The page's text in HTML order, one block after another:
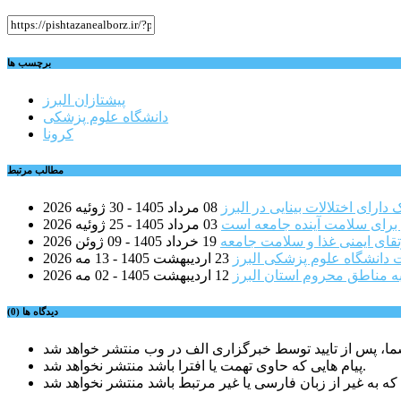
برچسب ها
پیشتازان البرز
دانشگاه علوم پزشکی
کرونا
مطالب مرتبط
08 مرداد 1405 - 30 ژوئیه 2026
برای سلامت آینده جامعه است 03 مرداد 1405 - 25 ژوئیه 2026
ایمنی غذا و سلامت جامعه 19 خرداد 1405 - 09 ژوئن 2026
علوم پزشکی البرز 23 اردیبهشت 1405 - 13 مه 2026
مناطق محروم استان البرز 12 اردیبهشت 1405 - 02 مه 2026
دیدگاه ها (0)
پیام هایی که حاوی تهمت یا افترا باشد منتشر نخواهد شد.